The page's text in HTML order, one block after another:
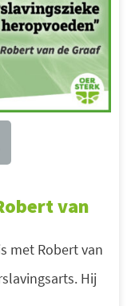
van
met Robert van
Hij